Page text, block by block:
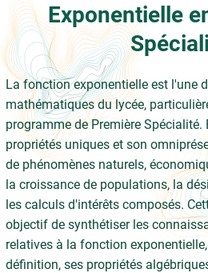
Exponentielle
La fonction exponentielle est l'une
mathématiques du lycée,
programme de Première
propriétés uniques et son
de phénomènes naturels,
la croissance de populations, la
les calculs d'intérêts composés.
objectif de synthétiser les
relatives à la fonction
définition, ses propriétés